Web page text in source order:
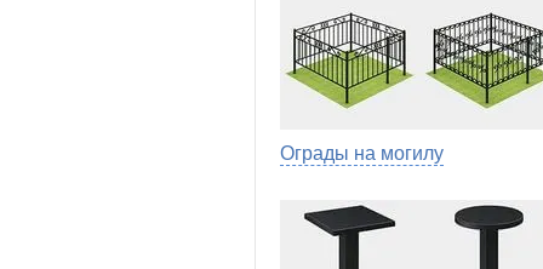
Ограды на могилу